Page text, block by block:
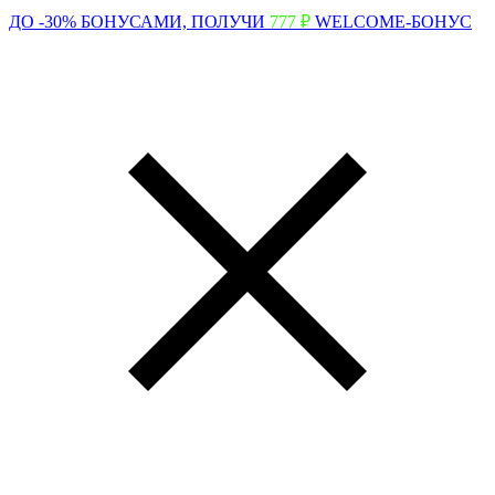
ДО -30% БОНУСАМИ, ПОЛУЧИ 777 ₽ WELCOME-БОНУС